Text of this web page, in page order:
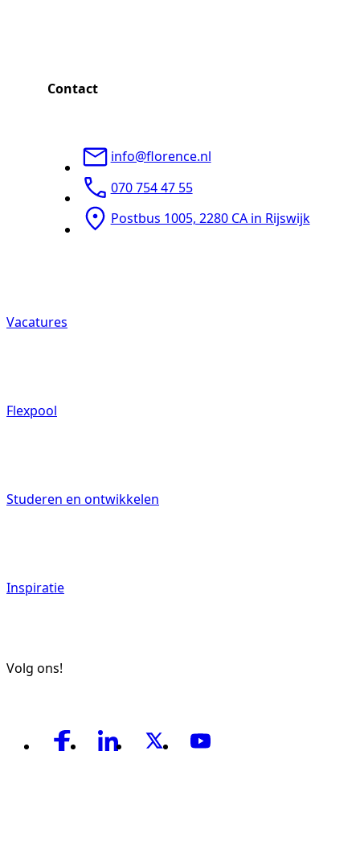
Contact
info@florence.nl
070 754 47 55
Postbus 1005, 2280 CA in Rijswijk
Vacatures
Flexpool
Studeren en ontwikkelen
Inspiratie
Volg ons!